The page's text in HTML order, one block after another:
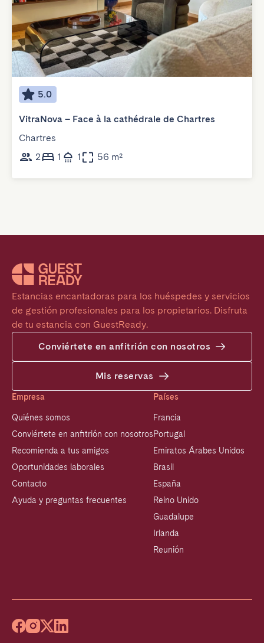
5.0
VitraNova – Face à la cathédrale de Chartres
Chartres
2
1 1 56 m²
Estancias encantadoras para los huéspedes y servicios
de gestión profesionales para los propietarios. Disfruta
de tu estancia con GuestReady.
Conviértete en anfitrión con nosotros
Mis reservas
Empresa
Quiénes somos
Conviértete en anfitrión con nosotros
Recomienda a tus amigos
Oportunidades laborales
Contacto
Ayuda y preguntas frecuentes
Países
Francia
Portugal
Emiratos Árabes Unidos
Brasil
España
Reino Unido
Guadalupe
Irlanda
Reunión